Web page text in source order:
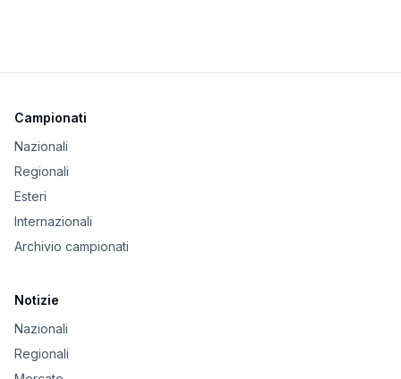
Campionati
Nazionali
Regionali
Esteri
Internazionali
Archivio campionati
Notizie
Nazionali
Regionali